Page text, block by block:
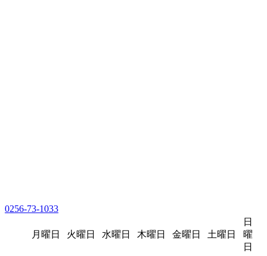
0256-73-1033
月曜日 火曜日 水曜日 木曜日 金曜日 土曜日
日
曜
日